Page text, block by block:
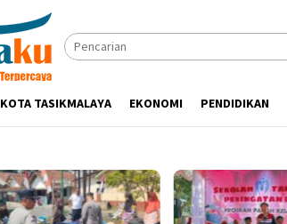
KOTA TASIKMALAYA EKONOMI PENDIDIKAN